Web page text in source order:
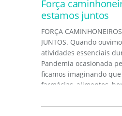
Força
estamos juntos
FORÇA
JUNTOS. Quando
atividades essenciais
Pandemia ocasionada
ficamos imaginando
farmácias, alimentos,